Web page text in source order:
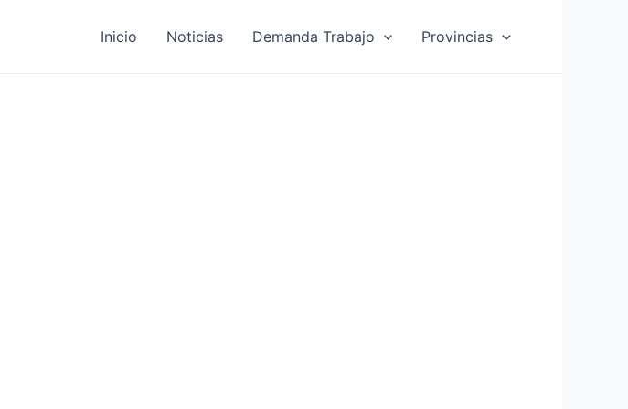
Inicio Noticias Demanda Trabajo Provincias